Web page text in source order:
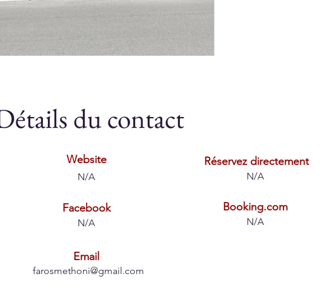
du contact
Website
N/A
Facebook
N/A
Réservez directement
N/A
Booking.com
N/A
Email
farosmethoni@gmail.com